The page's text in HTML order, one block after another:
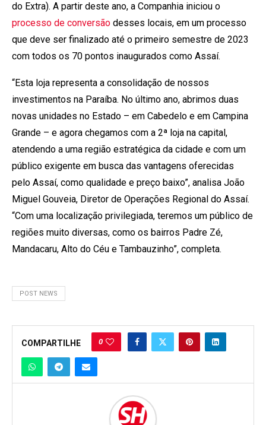
do Extra). A partir deste ano, a Companhia iniciou o
processo de conversão desses locais, em um processo
que deve ser finalizado até o primeiro semestre de 2023
com todos os 70 pontos inaugurados como Assaí.
“Esta loja representa a consolidação de nossos
investimentos na Paraíba. No último ano, abrimos duas
novas unidades no Estado – em Cabedelo e em Campina
Grande – e agora chegamos com a 2ª loja na capital,
atendendo a uma região estratégica da cidade e com um
público exigente em busca das vantagens oferecidas
pelo Assaí, como qualidade e preço baixo”, analisa João
Miguel Gouveia, Diretor de Operações Regional do Assaí.
“Com uma localização privilegiada, teremos um público de
regiões muito diversas, como os bairros Padre Zé,
Mandacaru, Alto do Céu e Tambauzinho”, completa.
POST NEWS
COMPARTILHE 0